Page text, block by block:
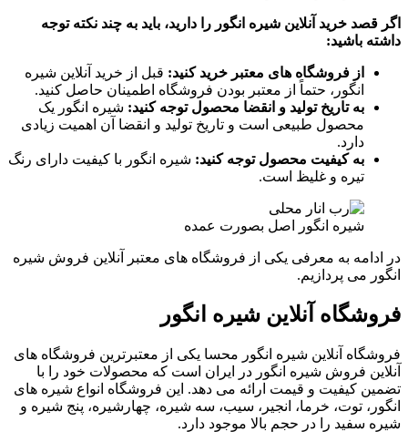
اگر قصد خرید آنلاین شیره انگور را دارید، باید به چند نکته توجه
داشته باشید:
از فروشگاه های معتبر خرید کنید: قبل از خرید آنلاین شیره
انگور، حتماً از معتبر بودن فروشگاه اطمینان حاصل کنید.
به تاریخ تولید و انقضا محصول توجه کنید: شیره انگور یک
محصول طبیعی است و تاریخ تولید و انقضا آن اهمیت زیادی
دارد.
به کیفیت محصول توجه کنید: شیره انگور با کیفیت دارای رنگ
تیره و غلیظ است.
شیره انگور اصل بصورت عمده
در ادامه به معرفی یکی از فروشگاه های معتبر آنلاین فروش شیره
انگور می پردازیم.
فروشگاه آنلاین شیره انگور
فروشگاه آنلاین شیره انگور محسا یکی از معتبرترین فروشگاه های
آنلاین فروش شیره انگور در ایران است که محصولات خود را با
تضمین کیفیت و قیمت ارائه می دهد. این فروشگاه انواع شیره های
انگور، توت، خرما، انجیر، سیب، سه شیره، چهارشیره، پنج شیره و
شیره سفید را در حجم بالا موجود دارد.